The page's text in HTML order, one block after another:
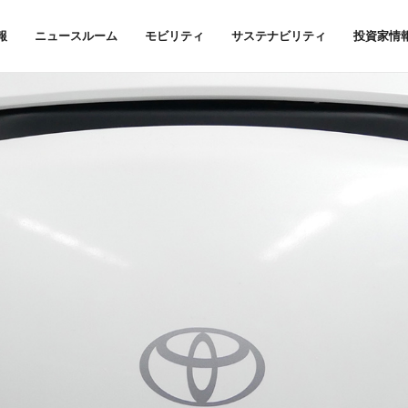
ニュースルーム モビリティ サステナビリティ 投資家情